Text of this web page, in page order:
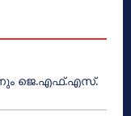
ജെ.എഫ്.എസ്.